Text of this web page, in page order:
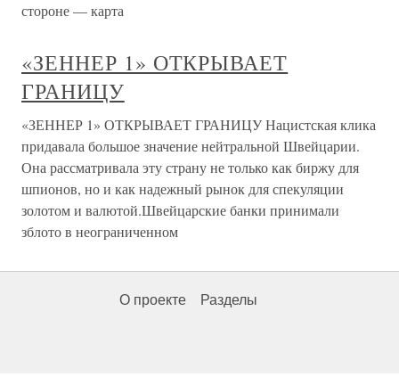
стороне — карта
«ЗЕННЕР 1» ОТКРЫВАЕТ
ГРАНИЦУ
«ЗЕННЕР 1» ОТКРЫВАЕТ ГРАНИЦУ Нацистская клика
придавала большое значение нейтральной Швейцарии.
Она рассматривала эту страну не только как биржу для
шпионов, но и как надежный рынок для спекуляции
золотом и валютой.Швейцарские банки принимали
зблото в неограниченном
О проекте Разделы